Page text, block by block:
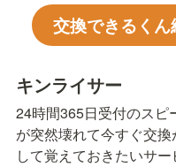
交換できるく
キンライサー
24時間365日受付のスピ
が突然壊れて今すぐ交
して覚えておきたいサー